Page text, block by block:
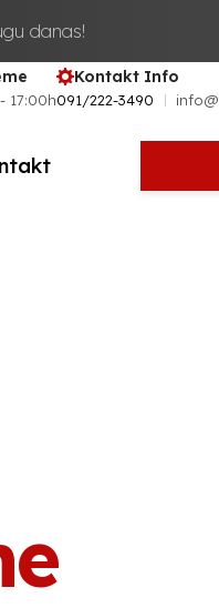
danas!
17:00h
Kontakt Info
091/222-3490